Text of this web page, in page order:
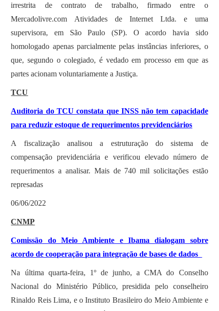
irrestrita de contrato de trabalho, firmado entre o
Mercadolivre.com Atividades de Internet Ltda. e uma
supervisora, em São Paulo (SP). O acordo havia sido
homologado apenas parcialmente pelas instâncias inferiores, o
que, segundo o colegiado, é vedado em processo em que as
partes acionam voluntariamente a Justiça.
TCU
Auditoria do TCU constata que INSS não tem capacidade
para reduzir estoque de requerimentos previdenciários
A fiscalização analisou a estruturação do sistema de
compensação previdenciária e verificou elevado número de
requerimentos a analisar. Mais de 740 mil solicitações estão
represadas
06/06/2022
CNMP
Comissão do Meio Ambiente e Ibama dialogam sobre
acordo de cooperação para integração de bases de dados
Na última quarta-feira, 1º de junho, a CMA do Conselho
Nacional do Ministério Público, presidida pelo conselheiro
Rinaldo Reis Lima, e o Instituto Brasileiro do Meio Ambiente e